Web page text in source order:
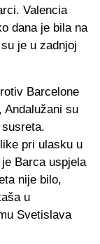
Valencia
dana je bila na
je u zadnjoj
Barcelone
Andalužani su
pri ulasku u
Barca uspjela
nije bilo,
u
Svetislava